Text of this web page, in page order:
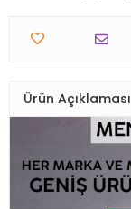
Ürün Açıklaması